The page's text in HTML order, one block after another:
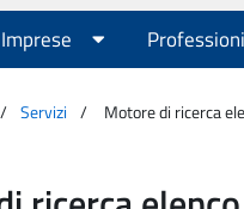
Imprese
Servizi Motore di ricerca